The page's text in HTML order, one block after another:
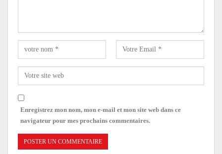
Enregistrez mon nom, mon e-mail et mon site web dans ce
navigateur pour mes prochains commentaires.